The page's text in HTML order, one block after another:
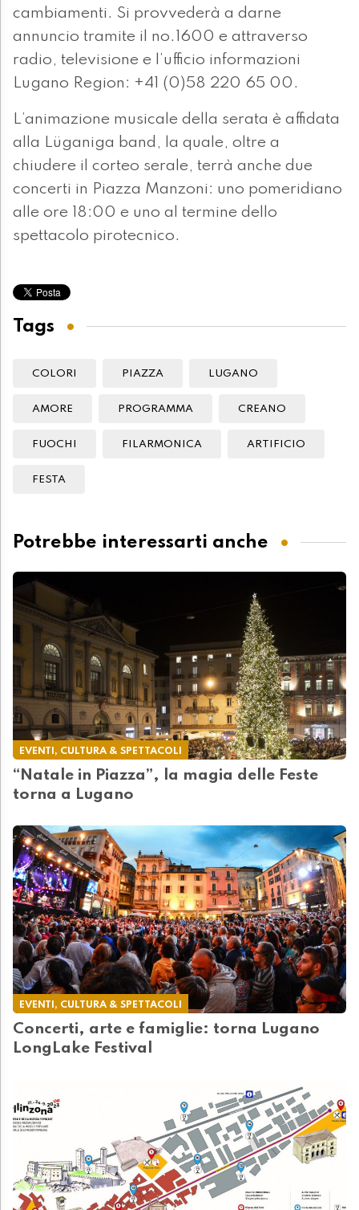
cambiamenti. Si provvederà a darne
annuncio tramite il no.1600 e attraverso
radio, televisione e l’ufficio informazioni
Lugano Region: +41 (0)58 220 65 00.
L’animazione musicale della serata è affidata
alla Lüganiga band, la quale, oltre a
chiudere il corteo serale, terrà anche due
concerti in Piazza Manzoni: uno pomeridiano
alle ore 18:00 e uno al termine dello
spettacolo pirotecnico.
Tags
COLORI PIAZZA LUGANO
AMORE PROGRAMMA CREANO
FUOCHI FILARMONICA ARTIFICIO
FESTA
Potrebbe interessarti anche
EVENTI, CULTURA & SPETTACOLI
“Natale in Piazza”, la magia delle Feste
torna a Lugano
EVENTI, CULTURA & SPETTACOLI
Concerti, arte e famiglie: torna Lugano
LongLake Festival